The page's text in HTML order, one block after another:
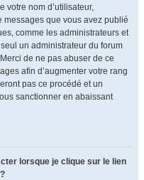
votre nom d’utilisateur,
que vous avez publié
comme les administrateurs et
un administrateur du forum
de ne pas abuser de ce
afin d’augmenter votre rang
pas ce procédé et un
sanctionner en abaissant
lorsque je clique sur le lien